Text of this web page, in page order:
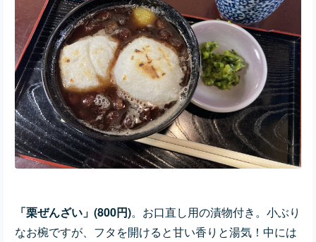
「栗ぜんざい」(800円)。お口直し用の漬物付き。小ぶり
なお椀ですが、フタを開けると甘い香りと湯気！中には